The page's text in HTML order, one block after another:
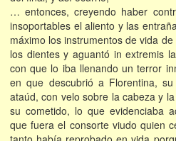
… entonces, creyendo haber
insoportables el aliento y las
máximo los instrumentos de vida
los dientes y aguantó in extremis
con que lo iba llenando un terror
en que descubrió a Florentina,
ataúd, con velo sobre la cabeza y
su cometido, lo que evidenciaba
que fuera el consorte viudo quien